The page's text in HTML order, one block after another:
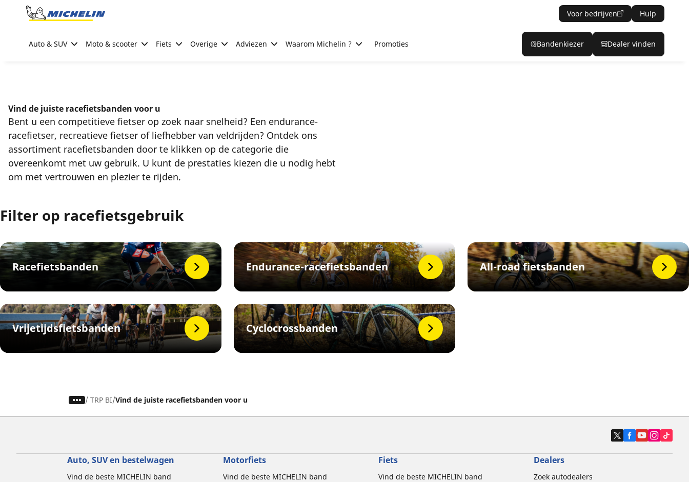
Go to page content
Voor bedrijven Hulp
Auto & SUV Moto & scooter Fiets Overige Adviezen Waarom Michelin ? Promoties Bandenkiezer Dealer vinden
Vind de juiste racefietsbanden voor u
Bent u een competitieve fietser op zoek naar snelheid? Een endurance-
racefietser, recreatieve fietser of liefhebber van veldrijden? Ontdek ons
assortiment racefietsbanden door te klikken op de categorie die
overeenkomt met uw gebruik. U kunt de prestaties kiezen die u nodig hebt
om met vertrouwen en plezier te rijden.
Filter op racefietsgebruik
Racefietsbanden Endurance-racefietsbanden All-road fietsbanden
Vrijetijdsfietsbanden Cyclocrossbanden
/ TRP BI Vind de juiste racefietsbanden voor u
Auto, SUV en bestelwagen
Vind de beste MICHELIN band
Motorfiets
Vind de beste MICHELIN band
Fiets
Vind de beste MICHELIN band
Dealers
Zoek autodealers